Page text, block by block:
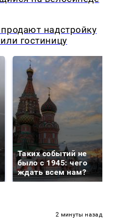
надстройку
гостиницу
Таких событий не
было с 1945: чего
ждать всем нам?
2 минуты назад